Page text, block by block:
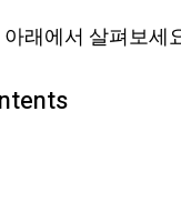
래에서 살펴보세